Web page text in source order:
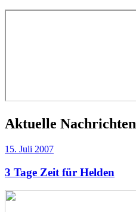
Aktuelle Nachrichten
15. Juli 2007
3 Tage Zeit für Helden